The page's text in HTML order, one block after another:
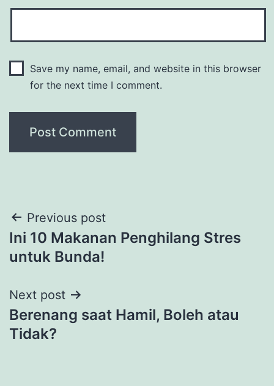
Save my name, email, and website in this browser
for the next time I comment.
Post
navigation
Previous post
Ini 10 Makanan Penghilang Stres
untuk Bunda!
Next post
Berenang saat Hamil, Boleh atau
Tidak?